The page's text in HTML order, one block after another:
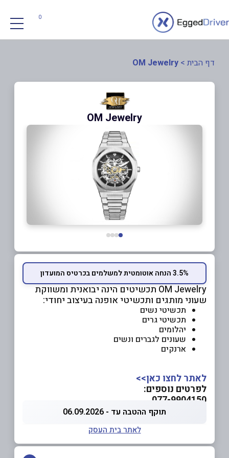
0
דף הבית >
OM Jewelry
OM Jewelry
3.5% הנחה אוטומטית למשלמים בכרטיס המועדון
OM Jewelry תכשיטים הינה יבואנית ומשווקת
שעוני מותגים ותכשיטי אופנה בעיצוב יחודי:
תכשיטי נשים
תכשיטי גרים
יהלומים
שעונים לגברים ונשים
ארנקים
לאתר לחצו כאן>>
לפרטים נוספים:
077-9904150
תוקף ההטבה עד - 06.09.2026
לאתר בית העסק